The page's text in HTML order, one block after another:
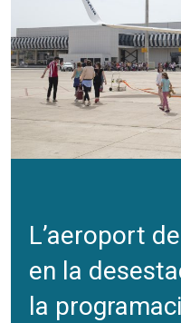
L’aeroport
en la
la